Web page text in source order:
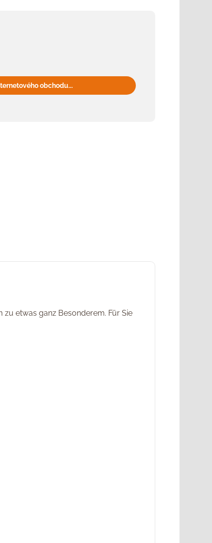
obchodu...
etwas ganz Besonderem. Für Sie